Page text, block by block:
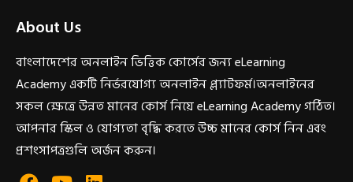
About Us
বাংলাদেশের অনলাইন ভিত্তিক কোর্সের জন্য eLearning
Academy একটি নির্ভরযোগ্য অনলাইন প্ল্যাটফর্ম।অনলাইনের
সকল ক্ষেত্রে উন্নত মানের কোর্স নিয়ে eLearning Academy গঠিত।
আপনার স্কিল ও যোগ্যতা বৃদ্ধি করতে উচ্চ মানের কোর্স নিন এবং
প্রশংসাপত্রগুলি অর্জন করুন।